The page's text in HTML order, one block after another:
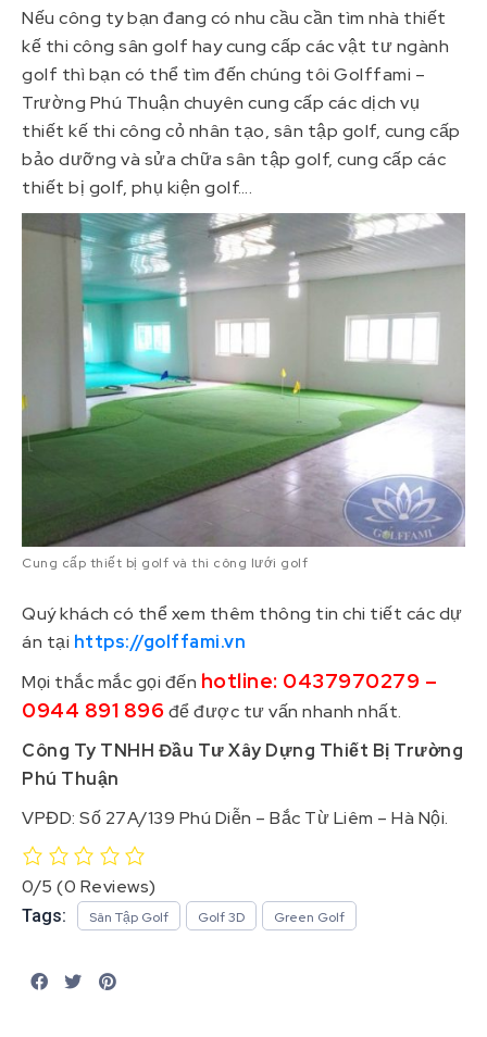
Nếu công ty bạn đang có nhu cầu cần tìm nhà thiết
kế thi công sân golf hay cung cấp các vật tư ngành
golf thì bạn có thể tìm đến chúng tôi Golffami –
Trường Phú Thuận chuyên cung cấp các dịch vụ
thiết kế thi công cỏ nhân tạo, sân tập golf, cung cấp
bảo dưỡng và sửa chữa sân tập golf, cung cấp các
thiết bị golf, phụ kiện golf….
Cung cấp thiết bị golf và thi công lưới golf
Quý khách có thể xem thêm thông tin chi tiết các dự
án tại https://golffami.vn
Mọi thắc mắc gọi đến hotline: 0437970279 –
0944 891 896để được tư vấn nhanh nhất.
Công Ty TNHH Đầu Tư Xây Dựng Thiết Bị Trường
Phú Thuận
VPĐD: Số 27A/139 Phú Diễn – Bắc Từ Liêm – Hà Nội.
0/5 (0 Reviews)
Tags: Sân Tập Golf Golf 3D Green Golf